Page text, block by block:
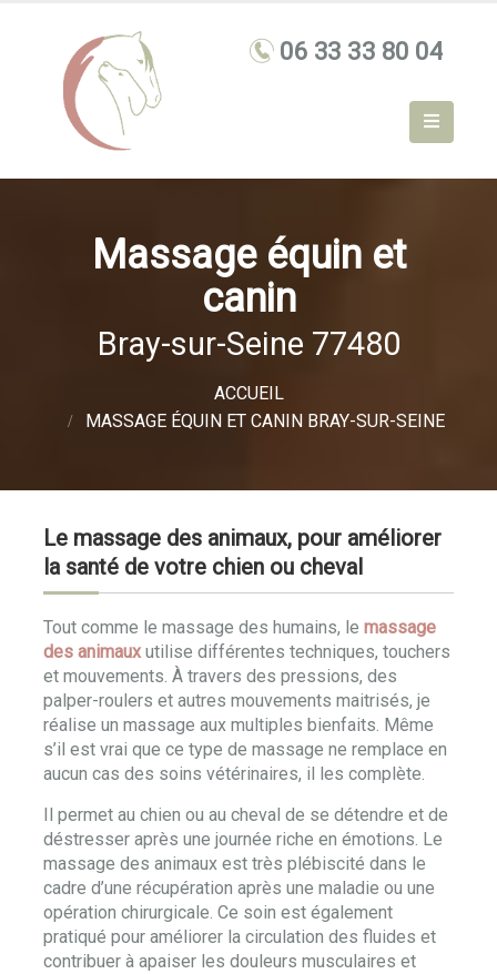
Massage équin et
canin
Bray-sur-Seine 77480
ACCUEIL
MASSAGE ÉQUIN ET CANIN BRAY-SUR-SEINE
Le massage des animaux, pour améliorer
la santé de votre chien ou cheval
Tout comme le massage des humains, le massage
des animauxutilise différentes techniques, touchers
et mouvements. À travers des pressions, des
palper-roulers et autres mouvements maitrisés, je
réalise un massage aux multiples bienfaits. Même
s’il est vrai que ce type de massage ne remplace en
aucun cas des soins vétérinaires, il les complète.
Il permet au chien ou au cheval de se détendre et de
déstresser après une journée riche en émotions. Le
massage des animaux est très plébiscité dans le
cadre d’une récupération après une maladie ou une
opération chirurgicale. Ce soin est également
pratiqué pour améliorer la circulation des fluides et
contribuer à apaiser les douleurs musculaires et